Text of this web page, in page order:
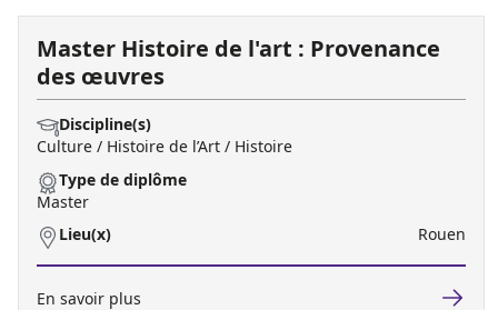
Master Histoire de l'art : Provenance
des œuvres
Discipline(s)
Culture / Histoire de l’Art / Histoire
Type de diplôme
Master
Lieu(x)
Rouen
En savoir plus